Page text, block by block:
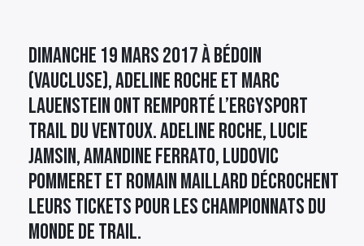
Dimanche 19 mars 2017 à Bédoin
(Vaucluse), Adeline Roche et Marc
Lauenstein ont remporté l’Ergysport
trail du Ventoux. Adeline Roche, Lucie
Jamsin, Amandine Ferrato, Ludovic
Pommeret et Romain Maillard décrochent
leurs tickets pour les Championnats du
Monde de Trail.